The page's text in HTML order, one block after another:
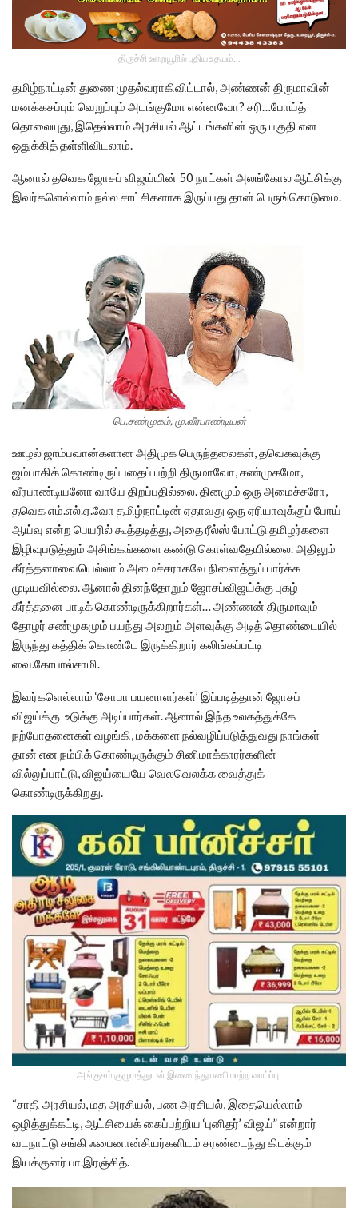
திருச்சி உறையூரில் புதிய உதயம்...
தமிழ்நாட்டின் துணை முதல்வராகிவிட்டால், அண்ணன் திருமாவின்
மனக்கசப்பும் வெறுப்பும் அடங்குமோ என்னவோ? சரி…போய்த்
தொலையுது, இதெல்லாம் அரசியல் ஆட்டங்களின் ஒரு பகுதி என
ஒதுக்கித் தள்ளிவிடலாம்.
ஆனால் தவெக ஜோசப் விஜய்யின் 50 நாட்கள் அலங்கோல ஆட்சிக்கு
இவர்களெல்லாம் நல்ல சாட்சிகளாக இருப்பது தான் பெருங்கொடுமை.
பெ.சண்முகம், மு.வீரபாண்டியன்
ஊழல் ஜாம்பவான்களான அதிமுக பெருந்தலைகள், தவெகவுக்கு
ஜம்பாகிக் கொண்டிருப்பதைப் பற்றி திருமாவோ, சண்முகமோ,
வீரபாண்டியனோ வாயே திறப்பதில்லை. தினமும் ஒரு அமைச்சரோ,
தவெக எம்.எல்.ஏ.வோ தமிழ்நாட்டின் ஏதாவது ஒரு ஏரியாவுக்குப் போய்
ஆய்வு என்ற பெயரில் கூத்தடித்து, அதை ரீல்ஸ் போட்டு தமிழர்களை
இழிவுபடுத்தும் அசிங்கங்களை கண்டு கொள்வதேயில்லை. அதிலும்
கீர்த்தனாவையெல்லாம் அமைச்சராகவே நினைத்துப் பார்க்க
முடியவில்லை. ஆனால் தினந்தோறும் ஜோசப்விஜய்க்கு புகழ்
கீர்த்தனை பாடிக் கொண்டிருக்கிறார்கள்… அண்ணன் திருமாவும்
தோழர் சண்முகமும் பயந்து அலறும் அளவுக்கு அடித் தொண்டையில்
இருந்து கத்திக் கொண்டே இருக்கிறார் கலிங்கப்பட்டி
வை.கோபால்சாமி.
இவர்களெல்லாம் ‘சோபா பயனாளர்கள்’ இப்படித்தான் ஜோசப்
விஜய்க்கு உடுக்கு அடிப்பார்கள். ஆனால் இந்த உலகத்துக்கே
நற்போதனைகள் வழங்கி, மக்களை நல்வழிப்படுத்துவது நாங்கள்
தான் என நம்பிக் கொண்டிருக்கும் சினிமாக்காரர்களின்
வில்லுப்பாட்டு, விஜய்யையே வெலவெலக்க வைத்துக்
கொண்டிருக்கிறது.
அங்குசம் குழுமத்துடன் இணைந்து பணியாற்ற வாய்ப்பு.
“சாதி அரசியல், மத அரசியல், பண அரசியல், இதையெல்லாம்
ஒழித்துக்கட்டி, ஆட்சியைக் கைப்பற்றிய ‘புனிதர்’ விஜய்” என்றார்
வடநாட்டு சங்கி ஃபைனான்சியர்களிடம் சரண்டைந்து கிடக்கும்
இயக்குனர் பா.இரஞ்சித்.